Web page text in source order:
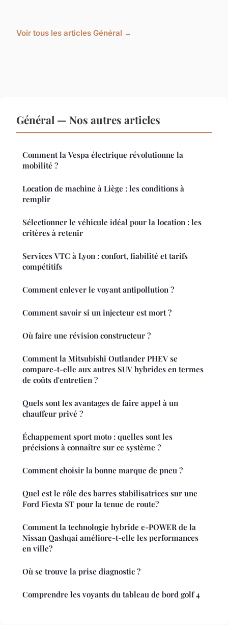
Voir tous les articles Général →
Général — Nos autres articles
Comment la Vespa électrique révolutionne la
mobilité ?
Location de machine à Liège : les conditions à
remplir
Sélectionner le véhicule idéal pour la location : les
critères à retenir
Services VTC à Lyon : confort, fiabilité et tarifs
compétitifs
Comment enlever le voyant antipollution ?
Comment savoir si un injecteur est mort ?
Où faire une révision constructeur ?
Comment la Mitsubishi Outlander PHEV se
compare-t-elle aux autres SUV hybrides en termes
de coûts d'entretien ?
Quels sont les avantages de faire appel à un
chauffeur privé ?
Échappement sport moto : quelles sont les
précisions à connaître sur ce système ?
Comment choisir la bonne marque de pneu ?
Quel est le rôle des barres stabilisatrices sur une
Ford Fiesta ST pour la tenue de route?
Comment la technologie hybride e-POWER de la
Nissan Qashqai améliore-t-elle les performances
en ville?
Où se trouve la prise diagnostic ?
Comprendre les voyants du tableau de bord golf 4